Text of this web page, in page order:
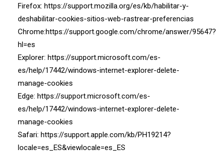
Firefox: https://support.mozilla.org/es/kb/habilitar-y-
deshabilitar-cookies-sitios-web-rastrear-preferencias
Chrome:https://support.google.com/chrome/answer/95647?
hl=es
Explorer: https://support.microsoft.com/es-
es/help/17442/windows-internet-explorer-delete-
manage-cookies
Edge: https://support.microsoft.com/es-
es/help/17442/windows-internet-explorer-delete-
manage-cookies
Safari: https://support.apple.com/kb/PH19214?
locale=es_ES&viewlocale=es_ES